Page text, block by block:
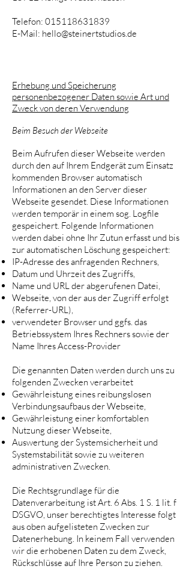
Telefon: 015118631839
E-Mail: hello@steinertstudios.de
Erhebung und Speicherung
personenbezogener Daten sowie Art und
Zweck von deren Verwendung
Beim Besuch der Webseite
Beim Aufrufen dieser Webseite werden
durch den auf Ihrem Endgerät zum Einsatz
kommenden Browser automatisch
Informationen an den Server dieser
Webseite gesendet. Diese Informationen
werden temporär in einem sog. Logfile
gespeichert. Folgende Informationen
werden dabei ohne Ihr Zutun erfasst und bis
zur automatischen Löschung gespeichert:
IP-Adresse des anfragenden Rechners,
Datum und Uhrzeit des Zugriffs,
Name und URL der abgerufenen Datei,
Webseite, von der aus der Zugriff erfolgt
(Referrer-URL),
verwendeter Browser und ggfs. das
Betriebssystem Ihres Rechners sowie der
Name Ihres Access-Provider
Die genannten Daten werden durch uns zu
folgenden Zwecken verarbeitet
Gewährleistung eines reibungslosen
Verbindungsaufbaus der Webseite,
Gewährleistung einer komfortablen
Nutzung dieser Webseite,
Auswertung der Systemsicherheit und
Systemstabilität sowie zu weiteren
administrativen Zwecken.
Die Rechtsgrundlage für die
Datenverarbeitung ist Art. 6 Abs. 1 S. 1 lit. f
DSGVO, unser berechtigtes Interesse folgt
aus oben aufgelisteten Zwecken zur
Datenerhebung. In keinem Fall verwenden
wir die erhobenen Daten zu dem Zweck,
Rückschlüsse auf Ihre Person zu ziehen.